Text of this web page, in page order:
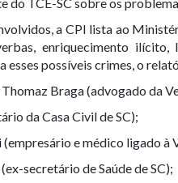
do TCE-SC sobre os
a CPI lista ao
enriquecimento
esses possíveis crimes, o
Braga (advogado da
da Casa Civil de SC);
e médico ligado à
secretário de Saúde de SC);